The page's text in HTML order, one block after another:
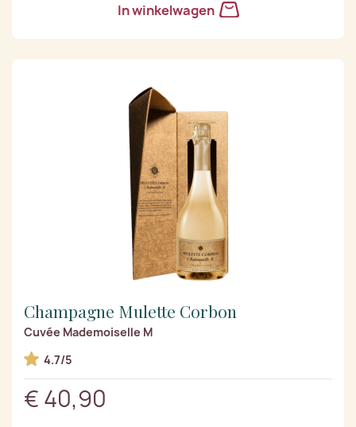
In winkelwagen
Champagne Mulette Corbon
Cuvée Mademoiselle M
4.7/5
€ 40,90